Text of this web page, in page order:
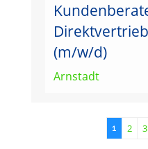
(m/w/d)
Arnstadt
1 2 3